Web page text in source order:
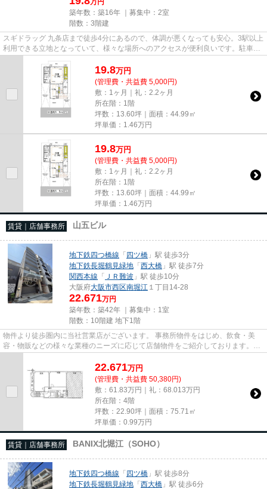
築年数：築16年 ｜募集中： 2室
階数：3階建
スギドラッグ 九条店まで徒歩4分にあるので、体調が悪くなっても安心。3駅以上
利用できる立地となっていて、様々な場所へのアクセスが便利良いです。駐車場
までの距離は300mです。周辺...
19.8万円
(管理費・共益費 5,000円)
敷：1ヶ月｜礼：2.2ヶ月
所在階：1階
坪数：13.60坪｜面積：44.99㎡
坪単価： 1.46万円
19.8万円
(管理費・共益費 5,000円)
敷：1ヶ月｜礼：2.2ヶ月
所在階：1階
坪数：13.60坪｜面積：44.99㎡
坪単価： 1.46万円
賃貸｜店舗事務所 山五ビル
地下鉄四つ橋線 「四ツ橋 」駅 徒歩3分
地下鉄長堀鶴見緑地 「西大橋 」駅 徒歩7分
関西本線 「 ＪＲ難波 」駅 徒歩10分
大阪府大阪市西区南堀江 １丁目14-28
22.671万円
築年数：築42年 ｜募集中： 1室
階数：10階建 地下1階
物件より徒歩圏内に当社営業店がございます。 事務所物件をはじめ、飲食・美
容・物販などの様々な業種のニーズに応じて店舗物件をご紹介しております。
尚、弊社ではおとり広告は一切...
22.671万円
(管理費・共益費 50,380円)
敷：61.83万円｜礼：68.013万円
所在階：4階
坪数：22.90坪｜面積：75.71㎡
坪単価： 0.99万円
賃貸｜店舗事務所 BANIX北堀江（SOHO）
地下鉄四つ橋線 「四ツ橋 」駅 徒歩8分
地下鉄長堀鶴見緑地 「西大橋 」駅 徒歩6分